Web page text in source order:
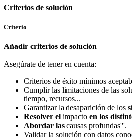
Criterios de solución
Criterio
Añadir criterios de solución
Asegúrate de tener en cuenta:
Criterios de éxito mínimos
Cumplir las limitaciones de las
tiempo, recursos...
Garantizar la desaparición de los
Resolver el impacto en los
Abordar las causas profundas'''.
Validar la solución con datos